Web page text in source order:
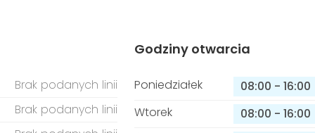
Brak podanych linii
Brak podanych linii
Godziny otwarcia
Poniedziałek 08:00 - 16:00
Wtorek
08:00 - 16:00